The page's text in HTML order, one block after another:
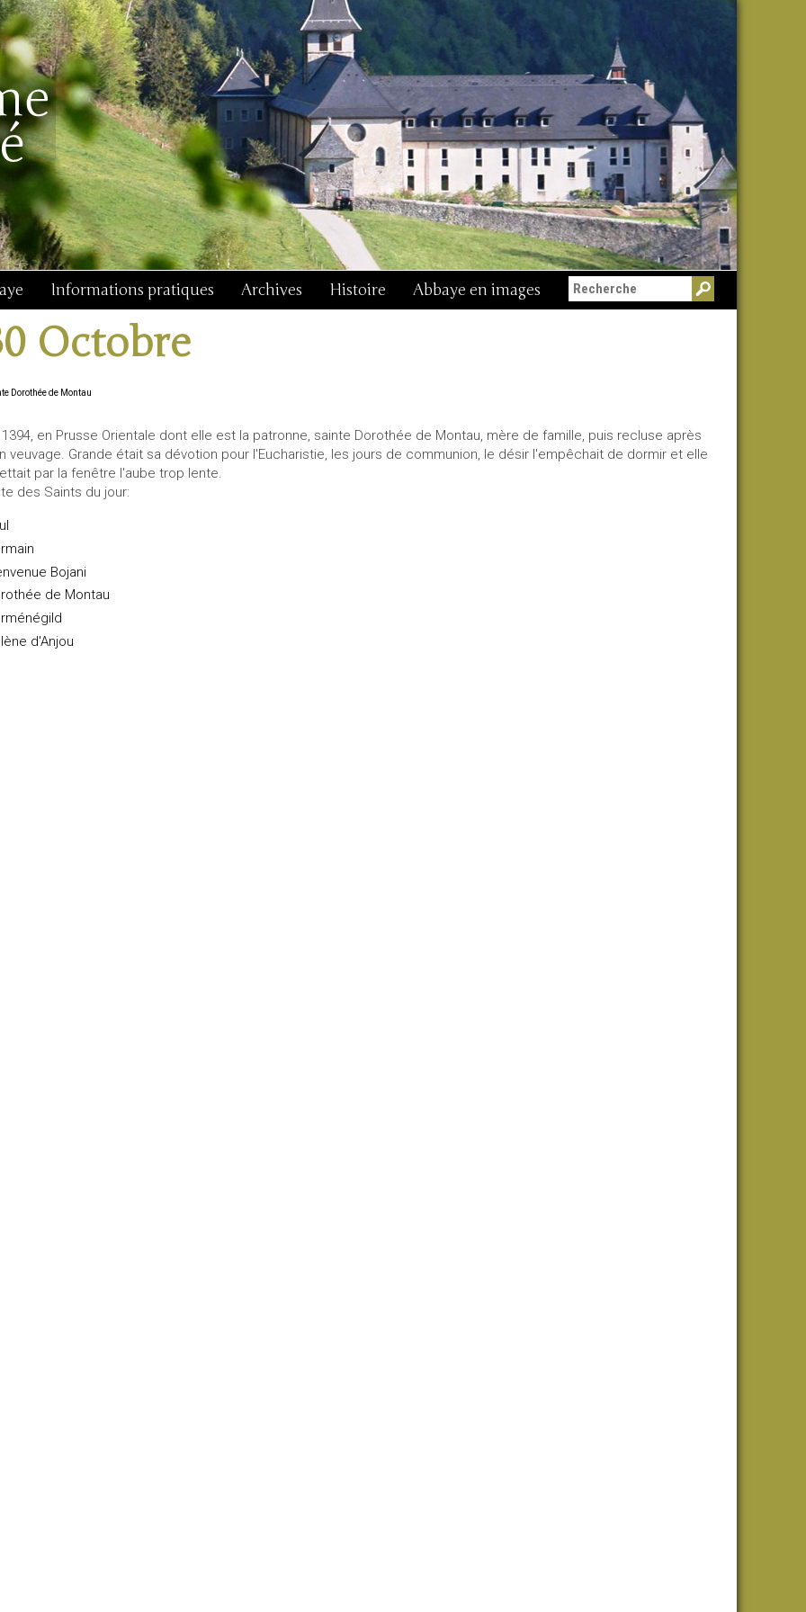
Informations pratiques Archives Histoire Abbaye en images
Octobre
Dorothée de Montau
1394, en Prusse Orientale dont elle est la patronne, sainte Dorothée de Montau, mère de famille, puis recluse après
veuvage. Grande était sa dévotion pour l'Eucharistie, les jours de communion, le désir l'empêchait de dormir et elle
par la fenêtre l'aube trop lente.
des Saints du jour:
Bojani
de Montau
d'Anjou